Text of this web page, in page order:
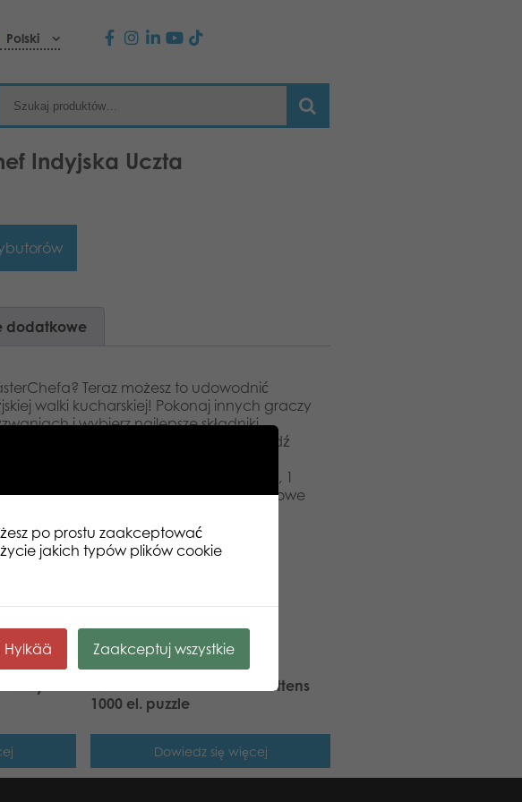
Polski
Indyjska Uczta
dodatkowe
Teraz możesz to udowodnić
walki kucharskiej! Pokonaj innych graczy
i wybierz najlepsze składniki.
niezapomnianego dania, zdobądź
70 kart minigier, 10 kart wyzwań, 1
MasterChef w fartuchach + kartonowe
1 notes.
14+.
Tactic Puzzle Lovers Cute Kittens
1000 el. puzzle
Dowiedz się więcej
po prostu zaakceptować
jakich typów plików cookie
Hylkää Zaakceptuj wszystkie